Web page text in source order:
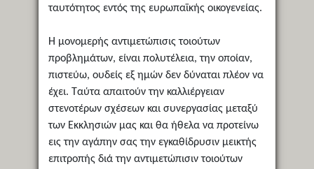
ταυτότητος εντός της ευρωπαϊκής οικογενείας.
Η μονομερής αντιμετώπισις τοιούτων
προβλημάτων, είναι πολυτέλεια, την οποίαν,
πιστεύω, ουδείς εξ ημών δεν δύναται πλέον να
έχει. Ταύτα απαιτούν την καλλιέργειαν
στενοτέρων σχέσεων και συνεργασίας μεταξύ
των Εκκλησιών μας και θα ήθελα να προτείνω
εις την αγάπην σας την εγκαθίδρυσιν μεικτής
επιτροπής διά την αντιμετώπισιν τοιούτων